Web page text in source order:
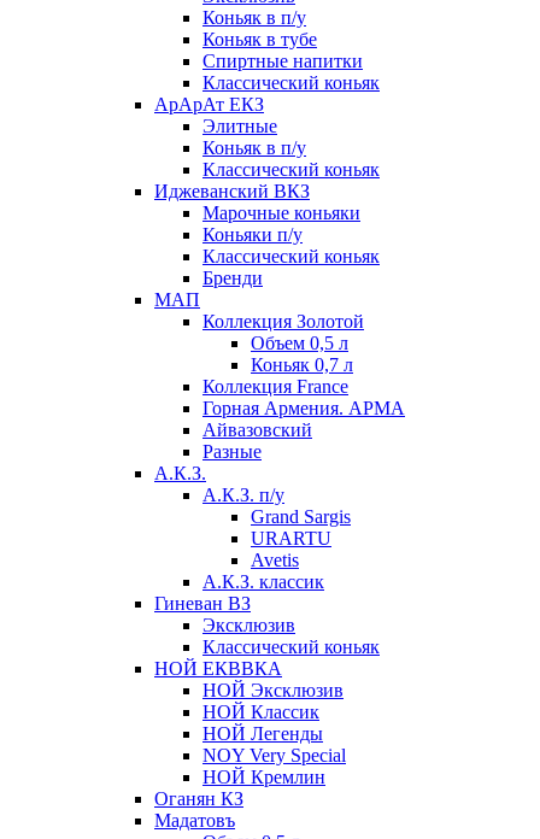
Коньяк в п/у
Коньяк в тубе
Спиртные напитки
Классический коньяк
АрАрАт ЕКЗ
Элитные
Коньяк в п/у
Классический коньяк
Иджеванский ВКЗ
Марочные коньяки
Коньяки п/у
Классический коньяк
Бренди
МАП
Коллекция Золотой
Объем 0,5 л
Коньяк 0,7 л
Коллекция France
Горная Армения. АРМА
Айвазовский
Разные
А.К.З.
А.К.З. п/у
Grand Sargis
URARTU
Avetis
А.К.З. классик
Гиневан ВЗ
Эксклюзив
Классический коньяк
НОЙ ЕКВВКА
НОЙ Эксклюзив
НОЙ Классик
НОЙ Легенды
NOY Very Speсial
НОЙ Кремлин
Оганян КЗ
Мадатовъ